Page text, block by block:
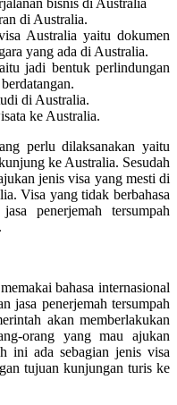
di Australia.
Australia yaitu dokumen
yang ada di Australia.
jadi bentuk perlindungan
di Australia.
ke Australia.
perlu dilaksanakan yaitu
ke Australia. Sesudah
jenis visa yang mesti di
Visa yang tidak berbahasa
penerjemah tersumpah
bahasa internasional
jasa penerjemah tersumpah
akan memberlakukan
orang yang mau ajukan
ini ada sebagian jenis visa
tujuan kunjungan turis ke